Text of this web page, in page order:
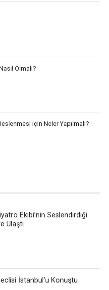
Olmalı?
için Neler Yapılmalı?
Ekibi’nin Seslendirdiği
Ulaştı
İstanbul’u Konuştu